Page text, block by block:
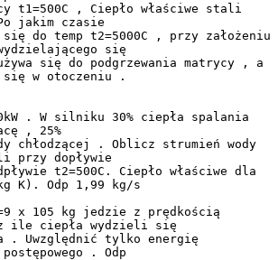
t1=500C , Ciepło właściwe stali
jakim czasie
do temp t2=5000C , przy założeniu
się
się do podgrzewania matrycy , a
się w otoczeniu .
. W silniku 30% ciepła spalania
, 25%
chłodzącej . Oblicz strumień wody
przy dopływie
t2=500C. Ciepło właściwe dla
K). Odp 1,99 kg/s
x 105 kg jedzie z prędkością
ile ciepła wydzieli się
. Uwzględnić tylko energię
. Odp